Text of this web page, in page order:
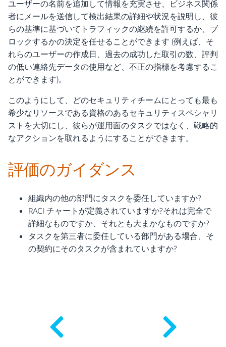
ユーザーの名前を追加して情報を充実させ、ビジネス関係
者にメールを送信して検出結果の詳細や状況を説明し、彼
らの基準に基づいてトラフィックの継続を許可するか、ブ
ロックするかの決定を任せることができます (例えば、そ
れらのユーザーの作成日、過去の成功した取引の数、評判
の低い連絡先データの使用など、不正の指標を考慮するこ
とができます)。
このようにして、どのセキュリティチームにとっても最も
希少なリソースである資格のあるセキュリティスペシャリ
ストを大切にし、彼らが運用面のタスクではなく、戦略的
なアクションを取れるようにすることができます。
評価のガイダンス
組織内の他の部門にタスクを委任していますか?
RACI チャートが定義されていますか?それは完全で
詳細なものですか、それとも大まかなものですか?
タスクを第三者に委任している部門がある場合、そ
の契約にそのタスクが含まれていますか?